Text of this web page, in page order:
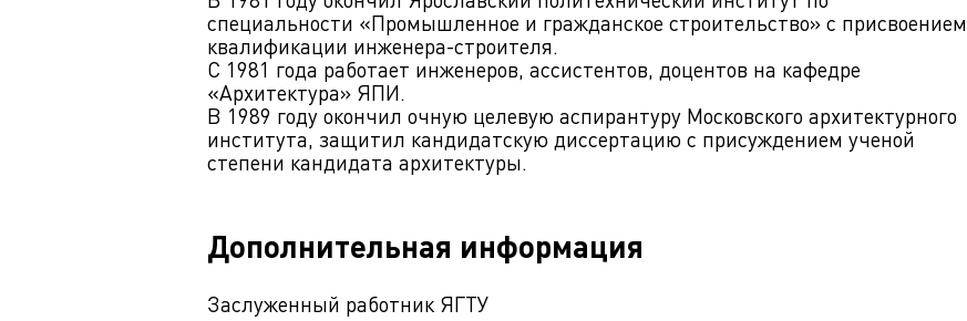
специальности «Промышленное и гражданское строительство» с присвоением
квалификации инженера-строителя.
С 1981 года работает инженеров, ассистентов, доцентов на кафедре
«Архитектура» ЯПИ.
В 1989 году окончил очную целевую аспирантуру Московского архитектурного
института, защитил кандидатскую диссертацию с присуждением ученой
степени кандидата архитектуры.
Дополнительная информация
Заслуженный работник ЯГТУ